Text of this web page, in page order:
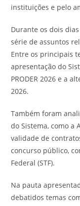
instituições e pelo
Durante os dois
série de assuntos
Entre os principais
apresentação do
PRODER 2026 e a
2026.
Também foram
do Sistema, como a
validade de
concurso público,
Federal (STF).
Na pauta
debatidos temas